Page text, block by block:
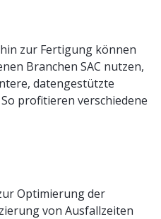
zur Fertigung können
Branchen SAC nutzen,
datengestützte
profitieren verschiedene
Optimierung der
von Ausfallzeiten